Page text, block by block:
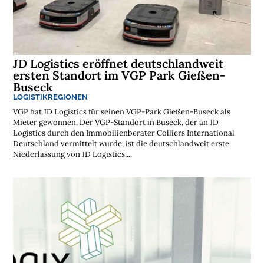
JD Logistics eröffnet deutschlandweit
ersten Standort im VGP Park Gießen-
Buseck
LOGISTIKREGIONEN
VGP hat JD Logistics für seinen VGP-Park Gießen-Buseck als
Mieter gewonnen. Der VGP-Standort in Buseck, der an JD
Logistics durch den Immobilienberater Colliers International
Deutschland vermittelt wurde, ist die deutschlandweit erste
Niederlassung von JD Logistics....